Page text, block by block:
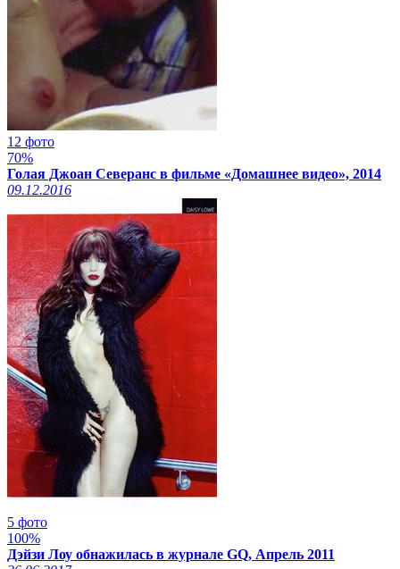
12 фото
70%
Голая Джоан Северанс в фильме «Домашнее видео», 2014
09.12.2016
5 фото
100%
Дэйзи Лоу обнажилась в журнале GQ, Апрель 2011